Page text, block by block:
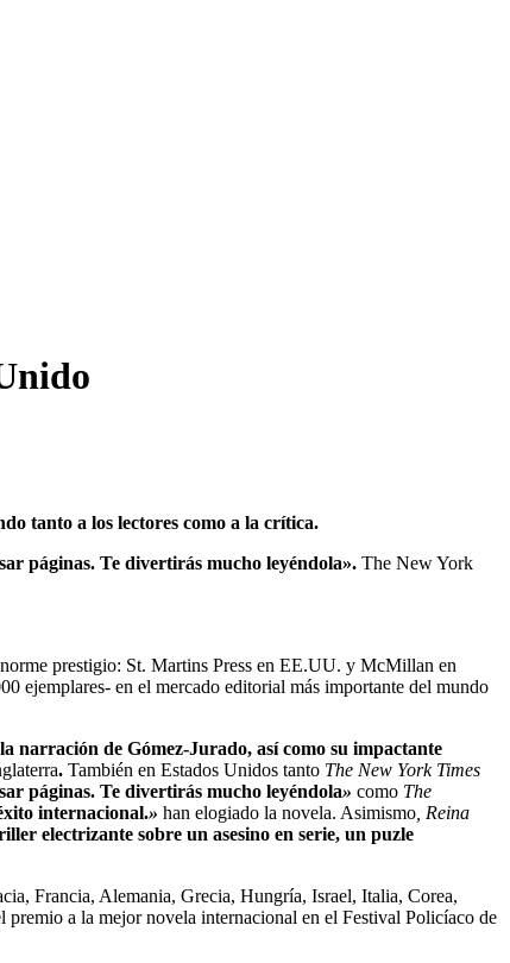
tanto a los lectores como a la crítica.
páginas. Te divertirás mucho leyéndola». The New York
prestigio: St. Martins Press en EE.UU. y McMillan en
ejemplares- en el mercado editorial más importante del mundo
narración de Gómez-Jurado, así como su impactante
. También en Estados Unidos tanto The New York Times
páginas. Te divertirás mucho leyéndola» como The
internacional.» han elogiado la novela. Asimismo , Reina
electrizante sobre un asesino en serie, un puzle
Francia, Alemania, Grecia, Hungría, Israel, Italia, Corea,
a la mejor novela internacional en el Festival Policíaco de